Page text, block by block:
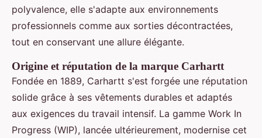
polyvalence, elle s'adapte aux environnements
professionnels comme aux sorties décontractées,
tout en conservant une allure élégante.
Origine et réputation de la marque Carhartt
Fondée en 1889, Carhartt s'est forgée une réputation
solide grâce à ses vêtements durables et adaptés
aux exigences du travail intensif. La gamme Work In
Progress (WIP), lancée ultérieurement, modernise cet